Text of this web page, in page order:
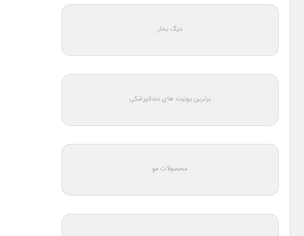
دیگ بخار
برترین یونیت های دندانپزشکی
محصولات مو